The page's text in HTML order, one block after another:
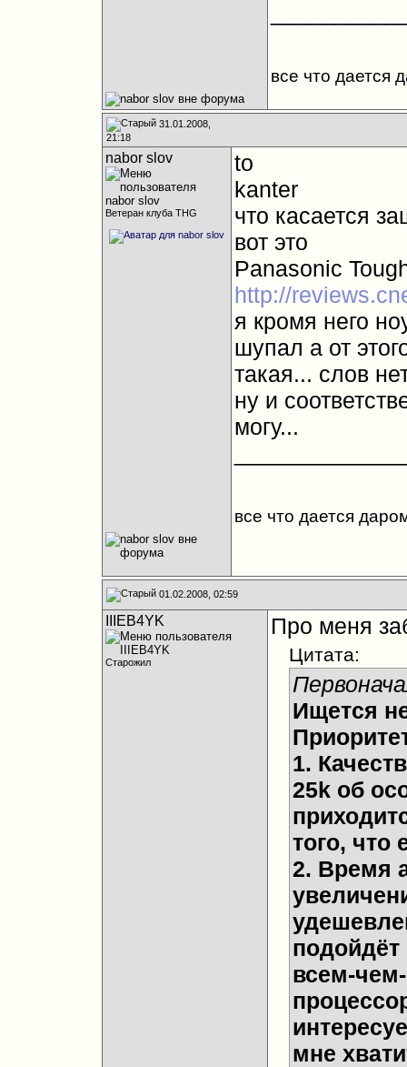
все что дается
31.01.2008,
21:18
nabor slov
Ветеран клуба THG
to
kanter
что касается
вот это
Panasonic
http://
я кромя него
шупал а от
такая... слов
ну и
могу...
все что дается
01.02.2008, 02:59
IIIEB4YK
Старожил
Про меня
Цитата:
Ищется
1.
25k об
того, что
2. Время
всем-
мне